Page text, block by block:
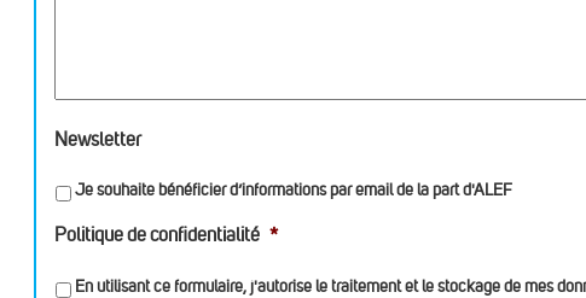
Newsletter
Je souhaite bénéficier d’informations par email de la part d'ALEF
Politique de confidentialité *
En utilisant ce formulaire, j'autorise le traitement et le stockage de mes